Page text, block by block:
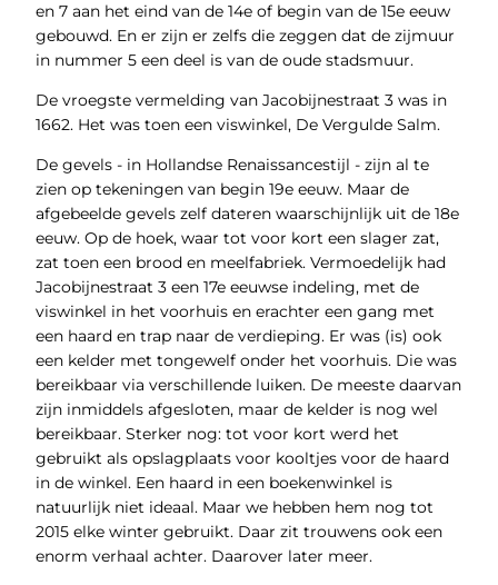
en 7 aan het eind van de 14e of begin van de 15e eeuw
gebouwd. En er zijn er zelfs die zeggen dat de zijmuur
in nummer 5 een deel is van de oude stadsmuur.
De vroegste vermelding van Jacobijnestraat 3 was in
1662. Het was toen een viswinkel, De Vergulde Salm.
De gevels - in Hollandse Renaissancestijl - zijn al te
zien op tekeningen van begin 19e eeuw. Maar de
afgebeelde gevels zelf dateren waarschijnlijk uit de 18e
eeuw. Op de hoek, waar tot voor kort een slager zat,
zat toen een brood en meelfabriek. Vermoedelijk had
Jacobijnestraat 3 een 17e eeuwse indeling, met de
viswinkel in het voorhuis en erachter een gang met
een haard en trap naar de verdieping. Er was (is) ook
een kelder met tongewelf onder het voorhuis. Die was
bereikbaar via verschillende luiken. De meeste daarvan
zijn inmiddels afgesloten, maar de kelder is nog wel
bereikbaar. Sterker nog: tot voor kort werd het
gebruikt als opslagplaats voor kooltjes voor de haard
in de winkel. Een haard in een boekenwinkel is
natuurlijk niet ideaal. Maar we hebben hem nog tot
2015 elke winter gebruikt. Daar zit trouwens ook een
enorm verhaal achter. Daarover later meer.